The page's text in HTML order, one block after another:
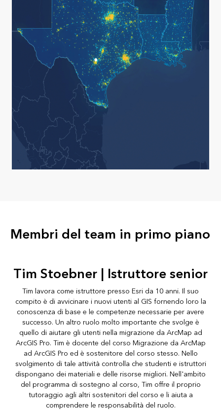
Membri del team in primo piano
Tim Stoebner | Istruttore senior
Tim lavora come istruttore presso Esri da 10 anni. Il suo
compito è di avvicinare i nuovi utenti al GIS fornendo loro la
conoscenza di base e le competenze necessarie per avere
successo. Un altro ruolo molto importante che svolge è
quello di aiutare gli utenti nella migrazione da ArcMap ad
ArcGIS Pro. Tim è docente del corso Migrazione da ArcMap
ad ArcGIS Pro ed è sostenitore del corso stesso. Nello
svolgimento di tale attività controlla che studenti e istruttori
dispongano dei materiali e delle risorse migliori. Nell'ambito
del programma di sostegno al corso, Tim offre il proprio
tutoraggio agli altri sostenitori del corso e li aiuta a
comprendere le responsabilità del ruolo.